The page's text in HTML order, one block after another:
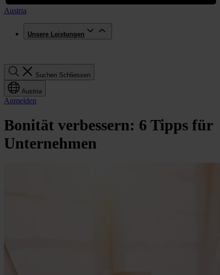
Austria
Unsere Leistungen
Suchen Schliessen
Austria
Anmelden
Bonität verbessern: 6 Tipps für
Unternehmen